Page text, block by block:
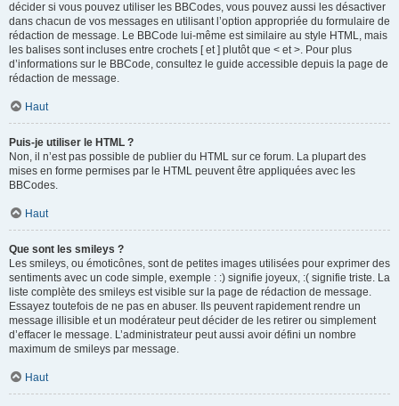
décider si vous pouvez utiliser les BBCodes, vous pouvez aussi les désactiver
dans chacun de vos messages en utilisant l’option appropriée du formulaire de
rédaction de message. Le BBCode lui-même est similaire au style HTML, mais
les balises sont incluses entre crochets [ et ] plutôt que < et >. Pour plus
d’informations sur le BBCode, consultez le guide accessible depuis la page de
rédaction de message.
Haut
Puis-je utiliser le HTML ?
Non, il n’est pas possible de publier du HTML sur ce forum. La plupart des
mises en forme permises par le HTML peuvent être appliquées avec les
BBCodes.
Haut
Que sont les smileys ?
Les smileys, ou émoticônes, sont de petites images utilisées pour exprimer des
sentiments avec un code simple, exemple : :) signifie joyeux, :( signifie triste. La
liste complète des smileys est visible sur la page de rédaction de message.
Essayez toutefois de ne pas en abuser. Ils peuvent rapidement rendre un
message illisible et un modérateur peut décider de les retirer ou simplement
d’effacer le message. L’administrateur peut aussi avoir défini un nombre
maximum de smileys par message.
Haut